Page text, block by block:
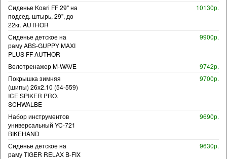
Сиденье Koari FF 29" на
подсед. штырь, 29", до
22кг. AUTHOR
10130р.
Сиденье детское на
раму ABS-GUPPY MAXI
PLUS FF AUTHOR
9900р.
Велотренажер M-WAVE
9742р.
Покрышка зимняя
(шипы) 26x2.10 (54-559)
ICE SPIKER PRO.
SCHWALBE
9700р.
Набор инструментов
универсальный YC-721
BIKEHAND
9690р.
Сиденье детское на
раму TIGER RELAX B-FIX
9630р.